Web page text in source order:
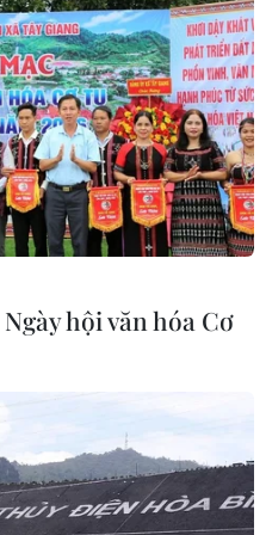
NAM
TÁM, KHÚC THANH
Hỗ trợ
TTXVN
hội văn hóa Cơ